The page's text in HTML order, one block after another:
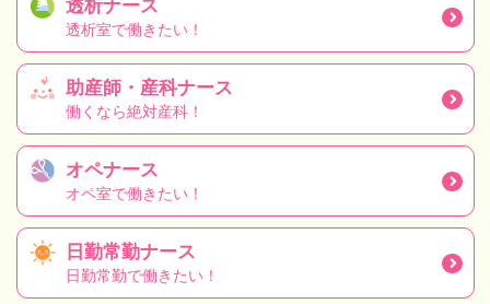
透析ナース
透析室で働きたい！
助産師・産科ナース
働くなら絶対産科！
オペナース
オペ室で働きたい！
日勤常勤ナース
日勤常勤で働きたい！